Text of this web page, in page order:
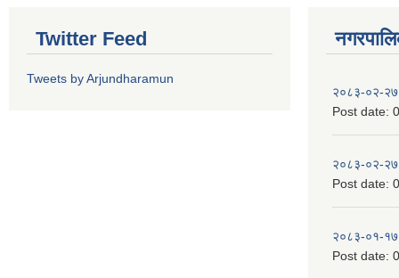
Twitter Feed
Tweets by Arjundharamun
२०८३-०२-२७
Post date:
२०८३-०२-२७
Post date:
२०८३-०१-१७
Post date: